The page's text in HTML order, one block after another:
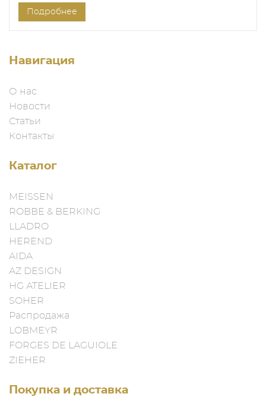
Подробнее
Навигация
О нас
Новости
Статьи
Контакты
Каталог
MEISSEN
ROBBE & BERKING
LLADRO
HEREND
AIDA
AZ DESIGN
HG ATELIER
SOHER
Распродажа
LOBMEYR
FORGES DE LAGUIOLE
ZIEHER
Покупка и доставка